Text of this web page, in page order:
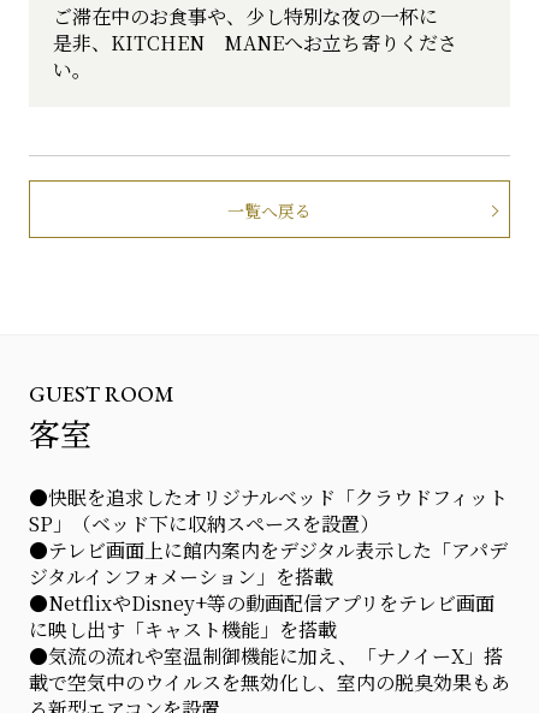
ご滞在中のお食事や、少し特別な夜の一杯に
是非、KITCHEN MANEへお立ち寄りくださ
い。
一覧へ戻る
GUEST ROOM
客室
●快眠を追求したオリジナルベッド「クラウドフィット
SP」（ベッド下に収納スペースを設置）
●テレビ画面上に館内案内をデジタル表示した「アパデ
ジタルインフォメーション」を搭載
●NetflixやDisney+等の動画配信アプリをテレビ画面
に映し出す「キャスト機能」を搭載
●気流の流れや室温制御機能に加え、「ナノイーX」搭
載で空気中のウイルスを無効化し、室内の脱臭効果もあ